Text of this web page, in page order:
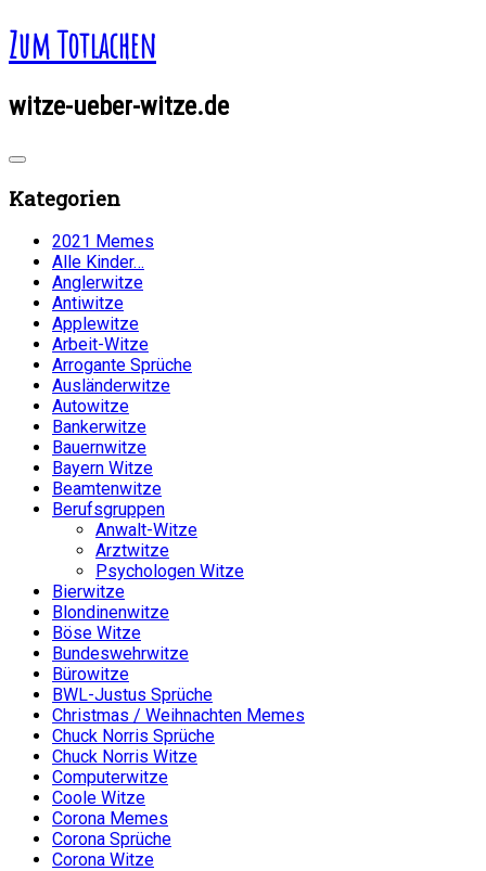
Zum Totlachen
witze-ueber-witze.de
Kategorien
2021 Memes
Alle Kinder…
Anglerwitze
Antiwitze
Applewitze
Arbeit-Witze
Arrogante Sprüche
Ausländerwitze
Autowitze
Bankerwitze
Bauernwitze
Bayern Witze
Beamtenwitze
Berufsgruppen
Anwalt-Witze
Arztwitze
Psychologen Witze
Bierwitze
Blondinenwitze
Böse Witze
Bundeswehrwitze
Bürowitze
BWL-Justus Sprüche
Christmas / Weihnachten Memes
Chuck Norris Sprüche
Chuck Norris Witze
Computerwitze
Coole Witze
Corona Memes
Corona Sprüche
Corona Witze